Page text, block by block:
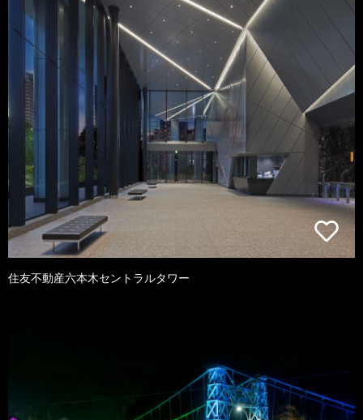
住友不動産六本木セントラルタワー